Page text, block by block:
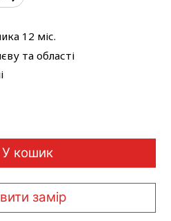
12 міс.
та області
У кошик
замір